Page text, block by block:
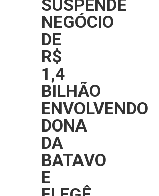
SUSPENDE
NEGÓCIO
DE
R$
1,4
BILHÃO
ENVOLVENDO
DONA
DA
BATAVO
E